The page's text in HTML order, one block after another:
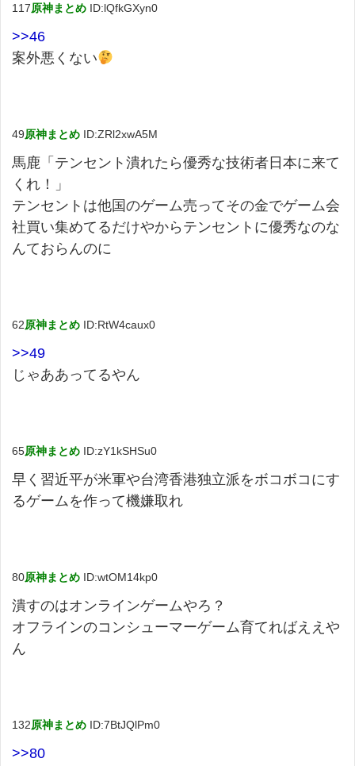
117原神まとめ ID:lQfkGXyn0
>>46
案外悪くない
49原神まとめ ID:ZRl2xwA5M
馬鹿「テンセント潰れたら優秀な技術者日本に来て
くれ！」
テンセントは他国のゲーム売ってその金でゲーム会
社買い集めてるだけやからテンセントに優秀なのな
んておらんのに
62原神まとめ ID:RtW4caux0
>>49
じゃああってるやん
65原神まとめ ID:zY1kSHSu0
早く習近平が米軍や台湾香港独立派をボコボコにす
るゲームを作って機嫌取れ
80原神まとめ ID:wtOM14kp0
潰すのはオンラインゲームやろ？
オフラインのコンシューマーゲーム育てればええや
ん
132原神まとめ ID:7BtJQlPm0
>>80